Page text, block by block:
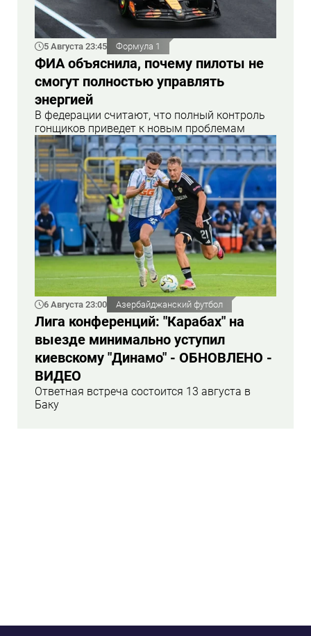
5 Августа 23:45 Формула 1
ФИА объяснила, почему пилоты не
смогут полностью управлять
энергией
В федерации считают, что полный контроль
гонщиков приведет к новым проблемам
6 Августа 23:00 Азербайджанский футбол
Лига конференций: "Карабах" на
выезде минимально уступил
киевскому "Динамо" - ОБНОВЛЕНО -
ВИДЕО
Ответная встреча состоится 13 августа в
Баку